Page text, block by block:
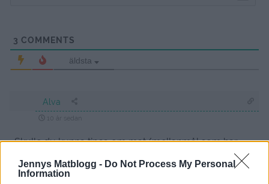
Jennys Matblogg - Do Not Process My Personal
Information
3 COMMENTS
äldsta
Alva
10 år sedan
Skulle du kunna tipsa om mat/mellanmål som har
hållbara ingredienser? Jag bor på internat och kan då
bara handla en gång i veckan/varann vecka, vilket